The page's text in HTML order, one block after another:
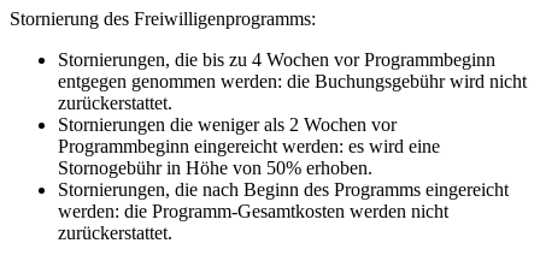
Stornierung des Freiwilligenprogramms:
Stornierungen, die bis zu 4 Wochen vor Programmbeginn
entgegen genommen werden: die Buchungsgebühr wird nicht
zurückerstattet.
Stornierungen die weniger als 2 Wochen vor
Programmbeginn eingereicht werden: es wird eine
Stornogebühr in Höhe von 50% erhoben.
Stornierungen, die nach Beginn des Programms eingereicht
werden: die Programm-Gesamtkosten werden nicht
zurückerstattet.